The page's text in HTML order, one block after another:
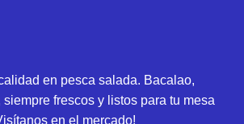
en pesca salada. Bacalao,
frescos y listos para tu mesa
en el mercado!